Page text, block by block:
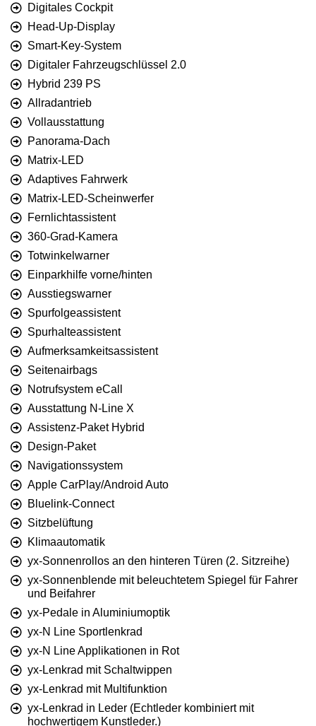
Digitales Cockpit
Head-Up-Display
Smart-Key-System
Digitaler Fahrzeugschlüssel 2.0
Hybrid 239 PS
Allradantrieb
Vollausstattung
Panorama-Dach
Matrix-LED
Adaptives Fahrwerk
Matrix-LED-Scheinwerfer
Fernlichtassistent
360-Grad-Kamera
Totwinkelwarner
Einparkhilfe vorne/hinten
Ausstiegswarner
Spurfolgeassistent
Spurhalteassistent
Aufmerksamkeitsassistent
Seitenairbags
Notrufsystem eCall
Ausstattung N-Line X
Assistenz-Paket Hybrid
Design-Paket
Navigationssystem
Apple CarPlay/Android Auto
Bluelink-Connect
Sitzbelüftung
Klimaautomatik
yx-Sonnenrollos an den hinteren Türen (2. Sitzreihe)
yx-Sonnenblende mit beleuchtetem Spiegel für Fahrer
und Beifahrer
yx-Pedale in Aluminiumoptik
yx-N Line Sportlenkrad
yx-N Line Applikationen in Rot
yx-Lenkrad mit Schaltwippen
yx-Lenkrad mit Multifunktion
yx-Lenkrad in Leder (Echtleder kombiniert mit
hochwertigem Kunstleder.)